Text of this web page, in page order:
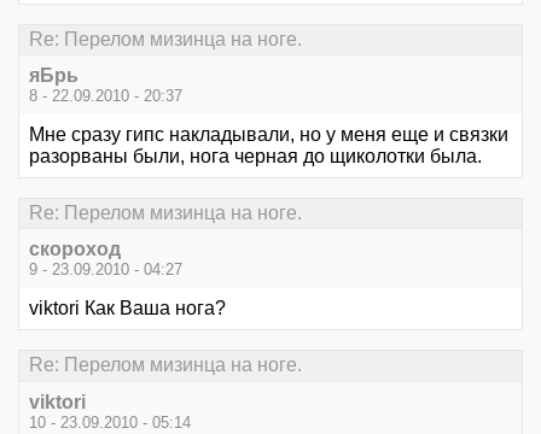
Re: Перелом мизинца на ноге.
яБрь
8 - 22.09.2010 - 20:37
Мне сразу гипс накладывали, но у меня еще и связки
разорваны были, нога черная до щиколотки была.
Re: Перелом мизинца на ноге.
скороход
9 - 23.09.2010 - 04:27
viktori Как Ваша нога?
Re: Перелом мизинца на ноге.
viktori
10 - 23.09.2010 - 05:14